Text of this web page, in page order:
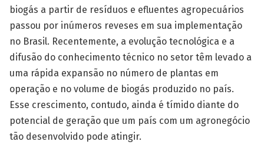
biogás a partir de resíduos e efluentes agropecuários
passou por inúmeros reveses em sua implementação
no Brasil. Recentemente, a evolução tecnológica e a
difusão do conhecimento técnico no setor têm levado a
uma rápida expansão no número de plantas em
operação e no volume de biogás produzido no país.
Esse crescimento, contudo, ainda é tímido diante do
potencial de geração que um país com um agronegócio
tão desenvolvido pode atingir.